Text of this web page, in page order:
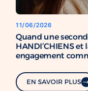
11/06/2026
Quand une
HANDI’CHIENS
engagement
EN SAVOIR PLUS